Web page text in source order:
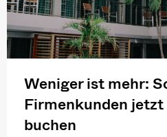
Weniger ist mehr:
Firmenkunden
buchen